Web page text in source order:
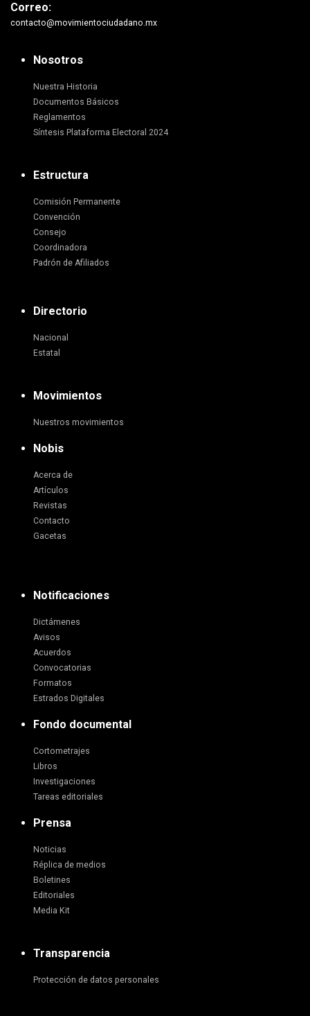
Correo:
contacto@movimientociudadano.mx
Nosotros
Nuestra Historia
Documentos Básicos
Reglamentos
Síntesis Plataforma Electoral 2024
Estructura
Comisión Permanente
Convención
Consejo
Coordinadora
Padrón de Afiliados
Directorio
Nacional
Estatal
Movimientos
Nuestros movimientos
Nobis
Acerca de
Artículos
Revistas
Contacto
Gacetas
Notificaciones
Dictámenes
Avisos
Acuerdos
Convocatorias
Formatos
Estrados Digitales
Fondo documental
Cortometrajes
Libros
Investigaciones
Tareas editoriales
Prensa
Noticias
Réplica de medios
Boletines
Editoriales
Media Kit
Transparencia
Protección de datos personales